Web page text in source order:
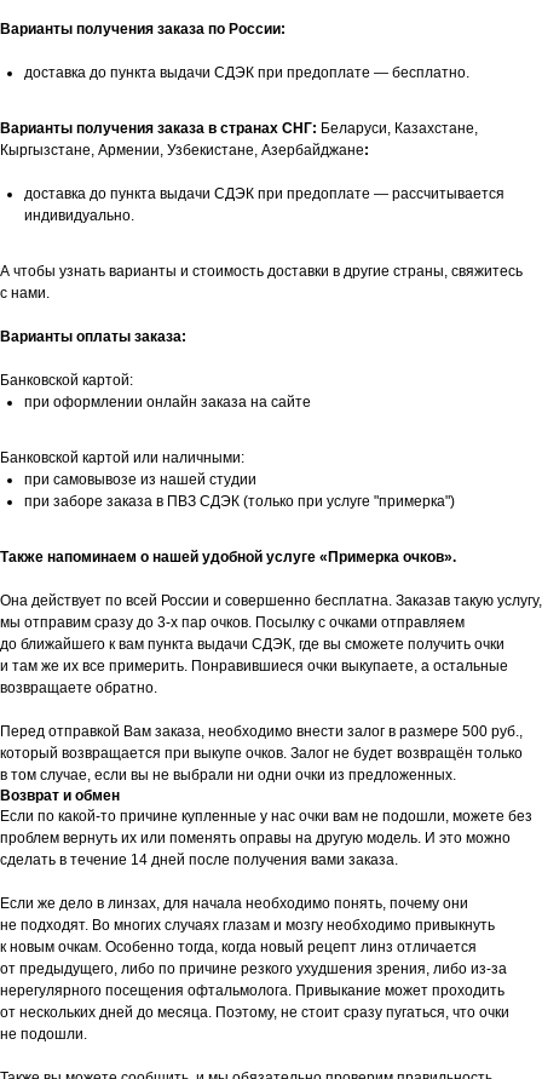
Варианты получения заказа по России:
доставка до пункта выдачи СДЭК при предоплате — бесплатно.
Варианты получения заказа в странах СНГ: Беларуси, Казахстане,
Кыргызстане, Армении, Узбекистане, Азербайджане:
доставка до пункта выдачи СДЭК при предоплате — рассчитывается
индивидуально.
А чтобы узнать варианты и стоимость доставки в другие страны, свяжитесь
с нами.
Варианты оплаты заказа:
Банковской картой:
при оформлении онлайн заказа на сайте
Банковской картой или наличными:
при самовывозе из нашей студии
при заборе заказа в ПВЗ СДЭК (только при услуге "примерка")
Также напоминаем о нашей удобной услуге «Примерка очков».
Она действует по всей России и совершенно бесплатна. Заказав такую услугу,
мы отправим сразу до 3-х пар очков. Посылку с очками отправляем
до ближайшего к вам пункта выдачи СДЭК, где вы сможете получить очки
и там же их все примерить. Понравившиеся очки выкупаете, а остальные
возвращаете обратно.
Перед отправкой Вам заказа, необходимо внести залог в размере 500 руб.,
который возвращается при выкупе очков. Залог не будет возвращён только
в том случае, если вы не выбрали ни одни очки из предложенных.
Возврат и обмен
Если по какой-то причине купленные у нас очки вам не подошли, можете без
проблем вернуть их или поменять оправы на другую модель. И это можно
сделать в течение 14 дней после получения вами заказа.
Если же дело в линзах, для начала необходимо понять, почему они
не подходят. Во многих случаях глазам и мозгу необходимо привыкнуть
к новым очкам. Особенно тогда, когда новый рецепт линз отличается
от предыдущего, либо по причине резкого ухудшения зрения, либо из-за
нерегулярного посещения офтальмолога. Привыкание может проходить
от нескольких дней до месяца. Поэтому, не стоит сразу пугаться, что очки
не подошли.